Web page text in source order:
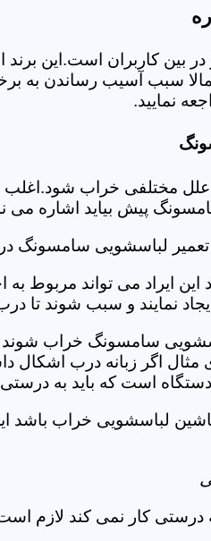
بین کاربران است.این
سبب آسیب رساندن به
نمایید.
مختلفی خراب شود.اغلب
پیش بیاید اشاره می
لباسشویی سامسونگ در
ایراد می تواند مربوط به
نمایند و سبب شوند تا
سامسونگ خراب شوند
مثال اگر زبانه درب اشکال
است که باید به
ماشین لباسشویی خراب
کار نمی کند لازم